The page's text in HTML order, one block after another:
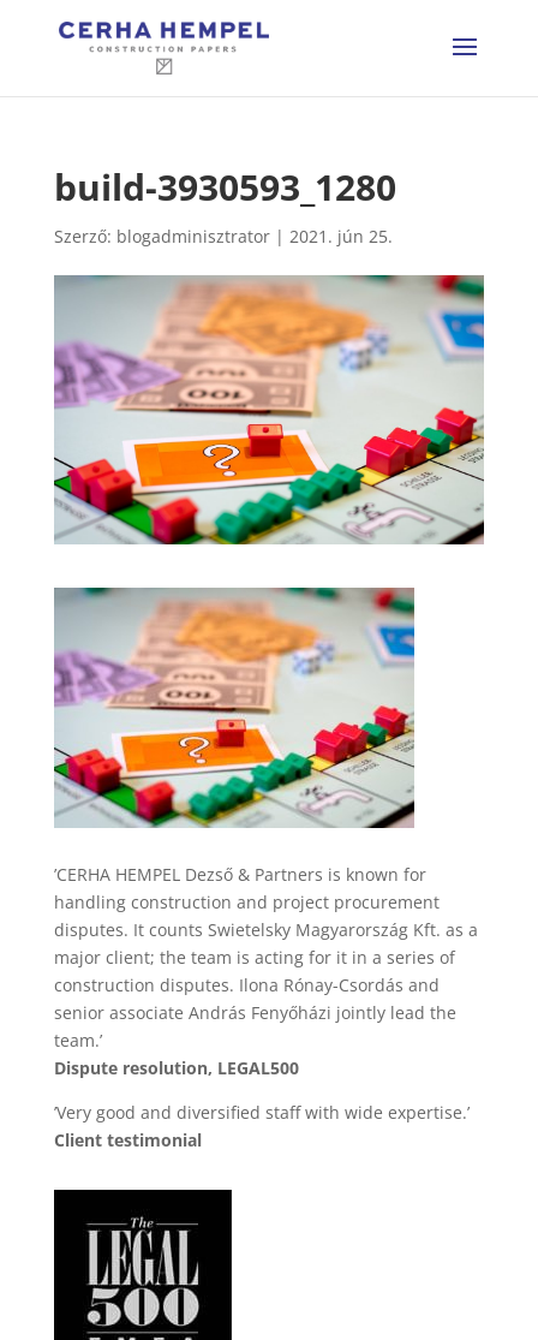
build-3930593_1280
Szerző: blogadminisztrator| 2021. jún 25.
’CERHA HEMPEL Dezső & Partners is known for
handling construction and project procurement
disputes. It counts Swietelsky Magyarország Kft. as a
major client; the team is acting for it in a series of
construction disputes. Ilona Rónay-Csordás and
senior associate András Fenyőházi jointly lead the
team.’
Dispute resolution, LEGAL500
’Very good and diversified staff with wide expertise.’
Client testimonial